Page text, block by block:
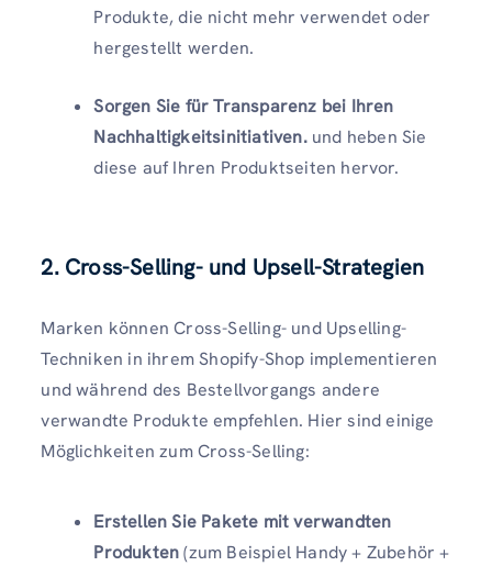
Produkte, die nicht mehr verwendet oder
hergestellt werden.
Sorgen Sie für Transparenz bei Ihren
Nachhaltigkeitsinitiativen.und heben Sie
diese auf Ihren Produktseiten hervor.
2. Cross-Selling- und Upsell-Strategien
Marken können Cross-Selling- und Upselling-
Techniken in ihrem Shopify-Shop implementieren
und während des Bestellvorgangs andere
verwandte Produkte empfehlen. Hier sind einige
Möglichkeiten zum Cross-Selling:
Erstellen Sie Pakete mit verwandten
Produkten(zum Beispiel Handy + Zubehör +